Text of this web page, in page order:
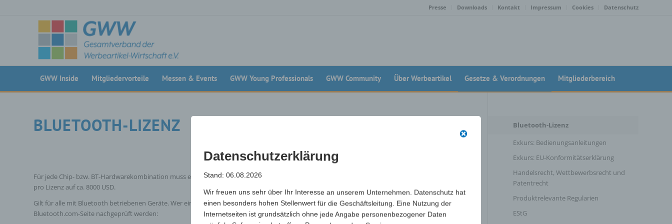
Presse Downloads Kontakt Impressum Cookies Datenschutz
GWW Inside Mitgliedervorteile Messen & Events GWW Young Professionals GWW Community Über Werbeartikel Gesetze & Verordnungen Mitgliederbereich
BLUETOOTH-LIZENZ
Für jede Chip- bzw. BT-Hardwarekombination muss eine Bluetooth-Lizenz erworben werden. Sie ist markengebunden. Die Kosten belaufen sich
pro Lizenz auf ca. 8000 USD.
Gilt für alle mit Bluetooth betriebenen Geräte. Wer eine Bluetooth-Lizenz erworben hat und nicht widerrechtlich handelt, kann auf der Seite von
Bluetooth.com-Seite nachgeprüft werden:
Bluetooth-Lizenz
Exkurs: Bedienungsanleitungen
Exkurs: EU-Konformitätserklärung
Handelsrecht, Wettbewerbsrecht und
Patentrecht
Produktrelevante Regularien
EStG
Datenschutzerklärung
Stand: 06.08.2026
Wir freuen uns sehr über Ihr Interesse an unserem Unternehmen. Datenschutz hat
einen besonders hohen Stellenwert für die Geschäftsleitung. Eine Nutzung der
Internetseiten ist grundsätzlich ohne jede Angabe personenbezogener Daten